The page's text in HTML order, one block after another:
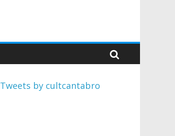
Tweets by cultcantabro